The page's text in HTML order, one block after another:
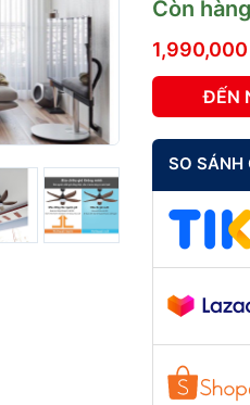
Còn hàng
ĐẾN
SO SÁNH